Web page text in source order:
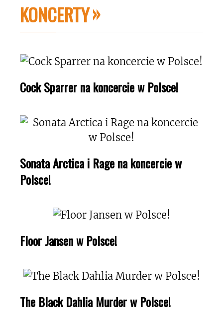
KONCERTY
Cock Sparrer na koncercie w Polsce!
Sonata Arctica i Rage na koncercie w
Polsce!
Floor Jansen w Polsce!
The Black Dahlia Murder w Polsce!